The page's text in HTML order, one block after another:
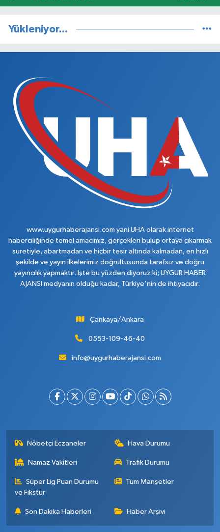
Yükleniyor...
www.uygurhaberajansi.com yani UHA olarak internet
haberciliğinde temel amacımız, gerçekleri bulup ortaya çıkarmak
suretiyle, abartmadan ve hiçbir tesir altında kalmadan, en hızlı
şekilde ve yayın ilkelerimiz doğrultusunda tarafsız ve doğru
yayıncılık yapmaktır. İşte bu yüzden diyoruz ki; UYGUR HABER
AJANSI medyanın olduğu kadar, Türkiye'nin de ihtiyacıdır.
Çankaya/Ankara
0553-109-46-40
info@uygurhaberajansi.com
Nöbetçi Eczaneler Hava Durumu
Namaz Vakitleri Trafik Durumu
Süper Lig Puan Durumu
ve Fikstür
Tüm Manşetler
Son Dakika Haberleri Haber Arşivi